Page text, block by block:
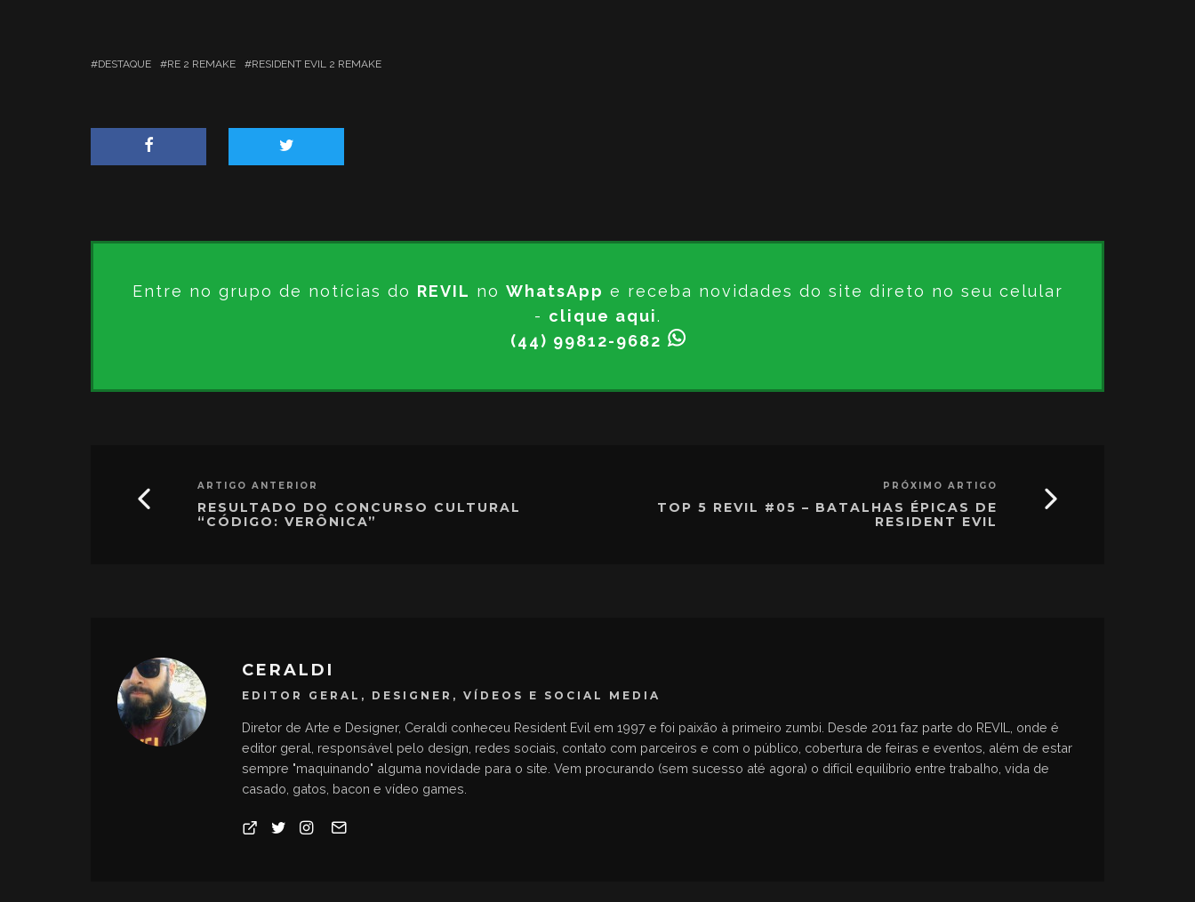
DESTAQUE RE 2 REMAKE RESIDENT EVIL 2 REMAKE
Entre no grupo de notícias do REVIL no WhatsApp e receba novidades do site direto no seu celular
- clique aqui.
(44) 99812-9682
ARTIGO ANTERIOR
RESULTADO DO CONCURSO CULTURAL
“CÓDIGO: VERÔNICA”
PRÓXIMO ARTIGO
TOP 5 REVIL #05 – BATALHAS ÉPICAS DE
RESIDENT EVIL
CERALDI
EDITOR GERAL, DESIGNER, VÍDEOS E SOCIAL MEDIA
Diretor de Arte e Designer, Ceraldi conheceu Resident Evil em 1997 e foi paixão à primeiro zumbi. Desde 2011 faz parte do REVIL, onde é
editor geral, responsável pelo design, redes sociais, contato com parceiros e com o público, cobertura de feiras e eventos, além de estar
sempre "maquinando" alguma novidade para o site. Vem procurando (sem sucesso até agora) o difícil equilíbrio entre trabalho, vida de
casado, gatos, bacon e vídeo games.